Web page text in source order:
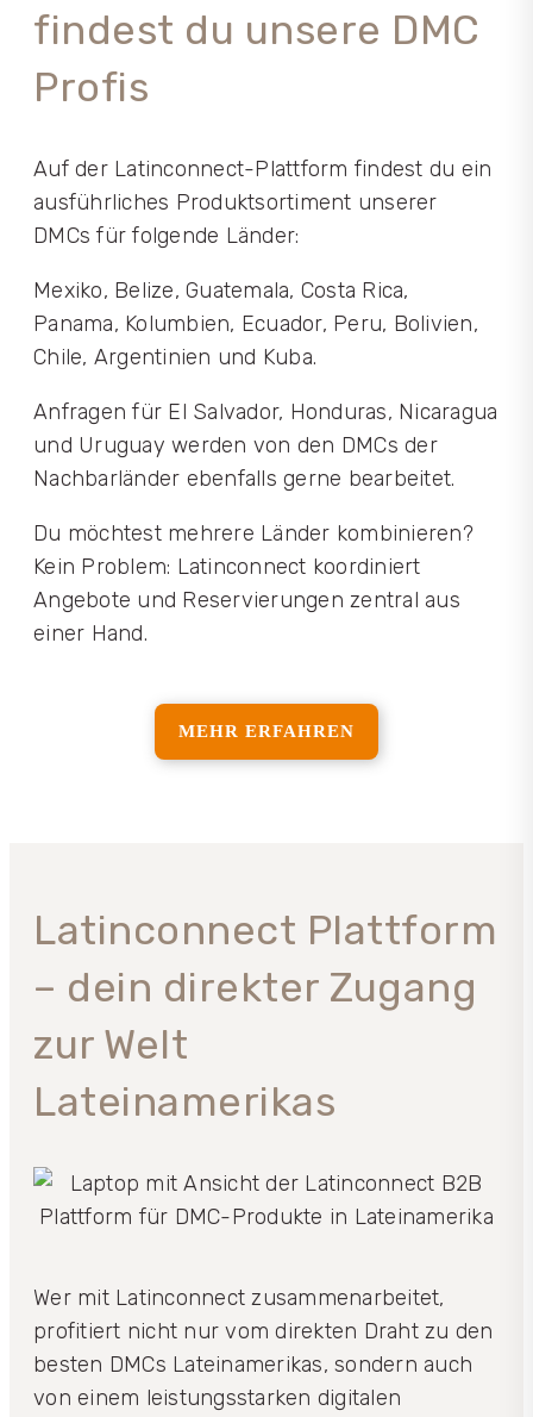
findest du unsere DMC
Profis
Auf der Latinconnect-Plattform findest du ein
ausführliches Produktsortiment unserer
DMCs für folgende Länder:
Mexiko, Belize, Guatemala, Costa Rica,
Panama, Kolumbien, Ecuador, Peru, Bolivien,
Chile, Argentinien und Kuba.
Anfragen für El Salvador, Honduras, Nicaragua
und Uruguay werden von den DMCs der
Nachbarländer ebenfalls gerne bearbeitet.
Du möchtest mehrere Länder kombinieren?
Kein Problem: Latinconnect koordiniert
Angebote und Reservierungen zentral aus
einer Hand.
MEHR ERFAHREN
Latinconnect Plattform
– dein direkter Zugang
zur Welt
Lateinamerikas
Wer mit Latinconnect zusammenarbeitet,
profitiert nicht nur vom direkten Draht zu den
besten DMCs Lateinamerikas, sondern auch
von einem leistungsstarken digitalen